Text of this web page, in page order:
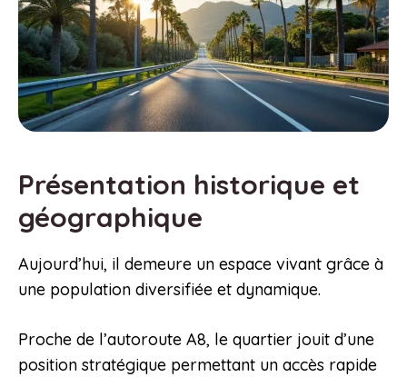
Présentation historique et
géographique
Aujourd’hui, il demeure un espace vivant grâce à
une population diversifiée et dynamique.
Proche de l’autoroute A8, le quartier jouit d’une
position stratégique permettant un accès rapide